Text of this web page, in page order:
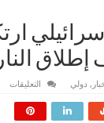
النار
, دولي التعليقات